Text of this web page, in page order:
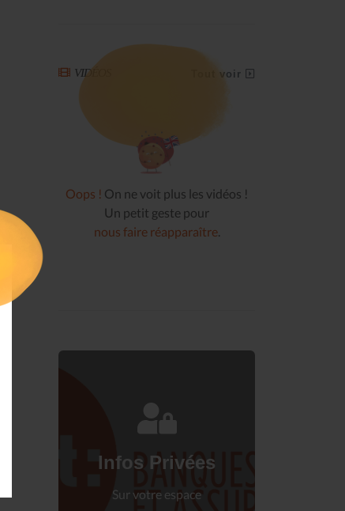
VIDÉOS Tout voir
Oops ! On ne voit plus les vidéos !
Un petit geste pour
nous faire réapparaître.
Infos Privées
Sur votre espace
Connectez-vous
à votre espace privé.